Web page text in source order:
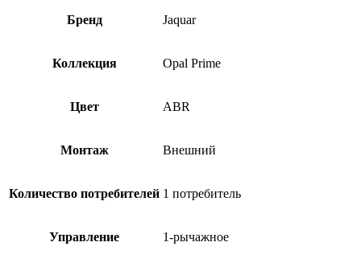
Бренд Jaquar
Коллекция Opal Prime
Цвет ABR
Монтаж Внешний
Количество потребителей 1 потребитель
Управление 1-рычажное